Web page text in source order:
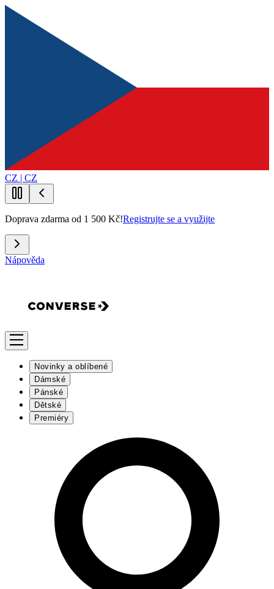
CZ | CZ
Doprava zdarma od 1 500 Kč!Registrujte se a využijte
Nápověda
Novinky a oblíbené
Dámské
Pánské
Dětské
Premiéry